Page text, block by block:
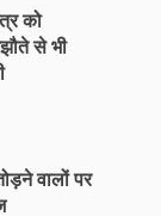
को
से भी
वालों पर